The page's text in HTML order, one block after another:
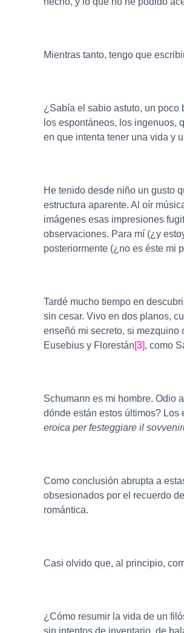
Mientras tanto, tengo que
¿Sabía el sabio astuto, un poco
los espontáneos, los ingenuos,
en que intenta tener una vida y
He tenido desde niño un gusto
estructura aparente. Al oír
imágenes esas impresiones
observaciones. Para mí (¿y
posteriormente (¿no es éste mi
Tardé mucho tiempo en
sin cesar. Vivo en dos planos,
enseñó mi secreto, si mezquino
Eusebius y Florestán[3], como
Schumann es mi hombre. Odio
dónde están estos últimos? Los
eroica per festeggiare il
Como conclusión abrupta a
obsesionados por el recuerdo
romántica.
Casi olvido que, al principio,
¿Cómo resumir la vida de un
sin intentos de inventario, de